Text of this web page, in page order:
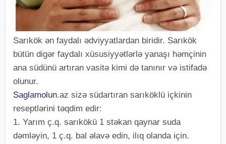
Sarıkök ən faydalı ədviyyatlardan biridir. Sarıkök
bütün digər faydalı xüsusiyyətlərlə yanaşı həmçinin
ana südünü artıran vasitə kimi də tanınır və istifadə
olunur.
Saglamolun.az sizə südartıran sarıköklü içkinin
reseptlərini təqdim edir:
1. Yarım ç.q. sarıkökü 1 stəkan qaynar suda
dəmləyin, 1 ç.q. bal əlavə edin, ilıq olanda için.